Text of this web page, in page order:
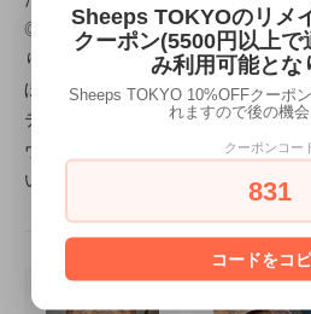
◎ヴィンテージラグは30~50年前のラ
ります。
ほつれ、毛羽だち、染みなど見られ
テージデザインの一部として楽しん
ヴィンテージラグ特有のシャビーシ
い。
Sheeps TOKYOのリメ
クーポン(5500円以上
み利用可能とな
Sheeps TOKYO 10%OFFクーポ
れますので後の機会
クーポンコー
831
コードをコ